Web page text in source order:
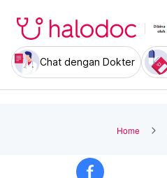
Chat dengan Dokter
Home